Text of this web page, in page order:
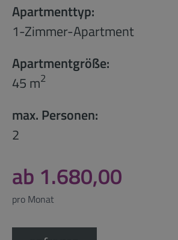
Apartmenttyp:
1-Zimmer-Apartment
Apartmentgröße:
45 m2
max. Personen:
2
ab 1.680,00
pro Monat